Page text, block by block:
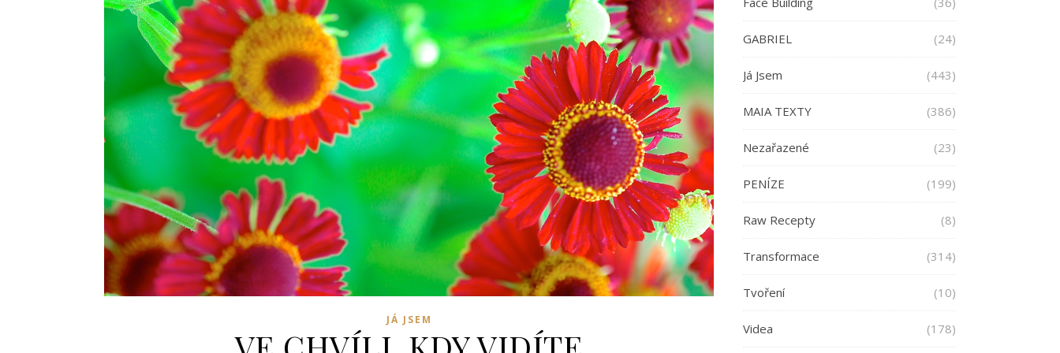
JÁ JSEM
GABRIEL (24)
Já Jsem (443)
MAIA TEXTY (386)
Nezařazené (23)
PENÍZE (199)
Raw Recepty (8)
Transformace (314)
Tvoření (10)
Videa (178)